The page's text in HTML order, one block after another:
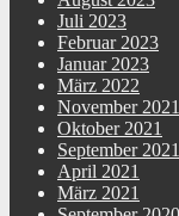
Juli 2023
Februar 2023
Januar 2023
März 2022
November 2021
Oktober 2021
September 2021
April 2021
März 2021